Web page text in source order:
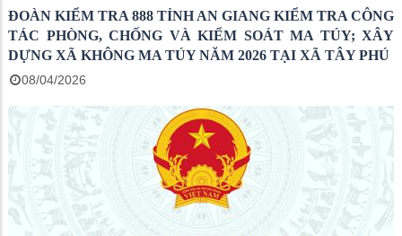
ĐOÀN KIỂM TRA 888 TỈNH AN GIANG KIỂM TRA CÔNG
TÁC PHÒNG, CHỐNG VÀ KIỂM SOÁT MA TÚY; XÂY
DỰNG XÃ KHÔNG MA TÚY NĂM 2026 TẠI XÃ TÂY PHÚ
08/04/2026